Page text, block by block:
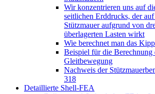
Wir konzentrieren uns auf
seitlichen Erddrucks, der
Stützmauer aufgrund von
überlagerten Lasten wirkt
Wie berechnet man das
Beispiel für die Berechnung
Gleitbewegung
Nachweis der
318
Detaillierte Shell-FEA